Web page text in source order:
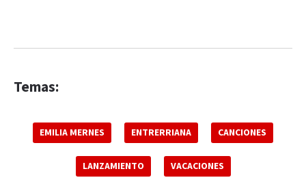
Temas:
EMILIA MERNES ENTRERRIANA CANCIONES
LANZAMIENTO VACACIONES